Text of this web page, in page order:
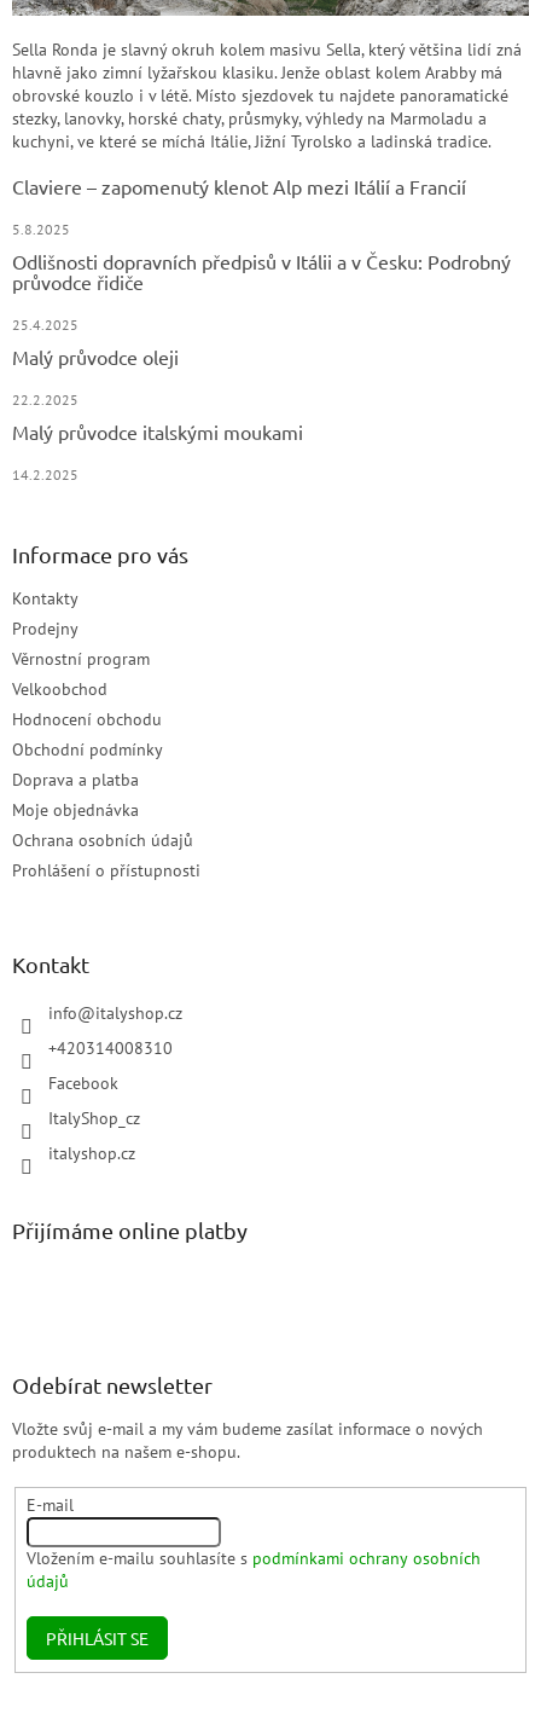
Sella Ronda je slavný okruh kolem masivu Sella, který většina lidí zná
hlavně jako zimní lyžařskou klasiku. Jenže oblast kolem Arabby má
obrovské kouzlo i v létě. Místo sjezdovek tu najdete panoramatické
stezky, lanovky, horské chaty, průsmyky, výhledy na Marmoladu a
kuchyni, ve které se míchá Itálie, Jižní Tyrolsko a ladinská tradice.
Claviere – zapomenutý klenot Alp mezi Itálií a Francií
5.8.2025
Odlišnosti dopravních předpisů v Itálii a v Česku: Podrobný
průvodce řidiče
25.4.2025
Malý průvodce oleji
22.2.2025
Malý průvodce italskými moukami
14.2.2025
Informace pro vás
Kontakty
Prodejny
Věrnostní program
Velkoobchod
Hodnocení obchodu
Obchodní podmínky
Doprava a platba
Moje objednávka
Ochrana osobních údajů
Prohlášení o přístupnosti
Kontakt
info@italyshop.cz
+420314008310
Facebook
ItalyShop_cz
italyshop.cz
Přijímáme online platby
Odebírat newsletter
Vložte svůj e-mail a my vám budeme zasílat informace o nových
produktech na našem e-shopu.
E-mail
Vložením e-mailu souhlasíte s podmínkami ochrany osobních
údajů
PŘIHLÁSIT SE